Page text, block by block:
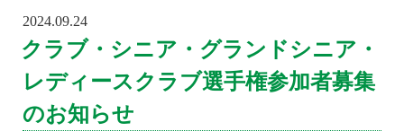
POSTED
2024.09.24
クラブ・シニア・グランドシニア・
レディースクラブ選手権参加者募集
のお知らせ